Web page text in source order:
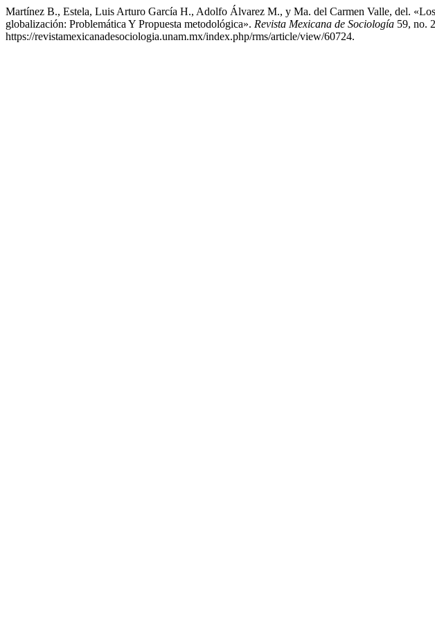
Martínez B., Estela, Luis Arturo García H., Adolfo Álvarez M., y Ma. del Carmen Valle, del.
globalización: Problemática Y Propuesta metodológica». Revista Mexicana de Sociología 59, no.
https://revistamexicanadesociologia.unam.mx/index.php/rms/article/view/60724.